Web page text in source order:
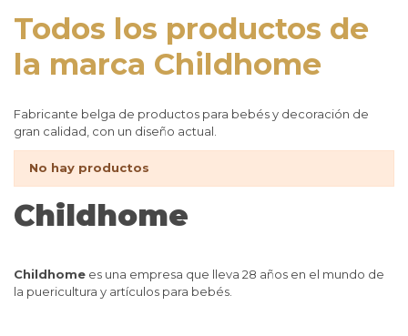
Todos los productos de
la marca Childhome
Fabricante belga de productos para bebés y decoración de
gran calidad, con un diseño actual.
Childhome
Childhome es una empresa que lleva 28 años en el mundo de
la puericultura y artículos para bebés.
No hay productos